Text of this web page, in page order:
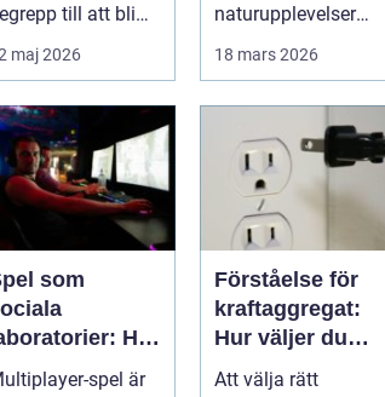
till att bli
standardlösning
maj 2026
naturupplevelser
18 mars 2026
som
Hur
spel
spel är
Förståelse för
kraftaggregat:
Hur väljer du
rätt watt?
Att välja rätt